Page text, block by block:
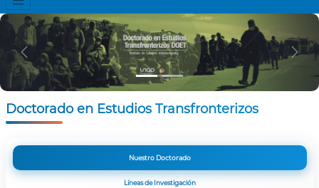
Previous
Doctorado en Estudios Transfronterizos
Nuestro Doctorado
Líneas de Investigación